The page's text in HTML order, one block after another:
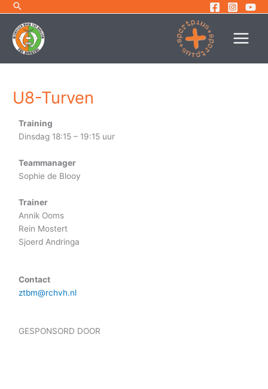
inhoud
U8-Turven
Training
Dinsdag 18:15 – 19:15 uur
Teammanager
Sophie de Blooy
Trainer
Annik Ooms
Rein Mostert
Sjoerd Andringa
Contact
ztbm@rchvh.nl
GESPONSORD DOOR